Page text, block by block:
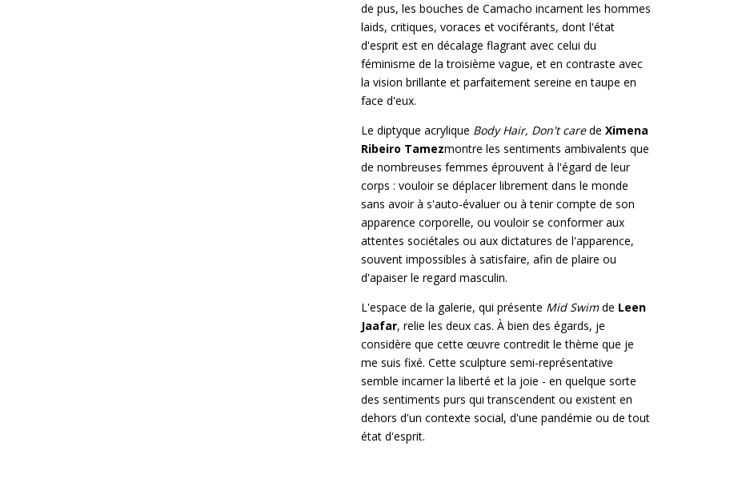
de pus, les bouches de Camacho incarnent les hommes
laids, critiques, voraces et vociférants, dont l'état
d'esprit est en décalage flagrant avec celui du
féminisme de la troisième vague, et en contraste avec
la vision brillante et parfaitement sereine en taupe en
face d'eux.
Le diptyque acrylique Body Hair, Don't carede Ximena
Ribeiro Tamezmontre les sentiments ambivalents que
de nombreuses femmes éprouvent à l'égard de leur
corps : vouloir se déplacer librement dans le monde
sans avoir à s'auto-évaluer ou à tenir compte de son
apparence corporelle, ou vouloir se conformer aux
attentes sociétales ou aux dictatures de l'apparence,
souvent impossibles à satisfaire, afin de plaire ou
d'apaiser le regard masculin.
L'espace de la galerie, qui présente Mid Swimde Leen
Jaafar, relie les deux cas. À bien des égards, je
considère que cette œuvre contredit le thème que je
me suis fixé. Cette sculpture semi-représentative
semble incarner la liberté et la joie - en quelque sorte
des sentiments purs qui transcendent ou existent en
dehors d'un contexte social, d'une pandémie ou de tout
état d'esprit.